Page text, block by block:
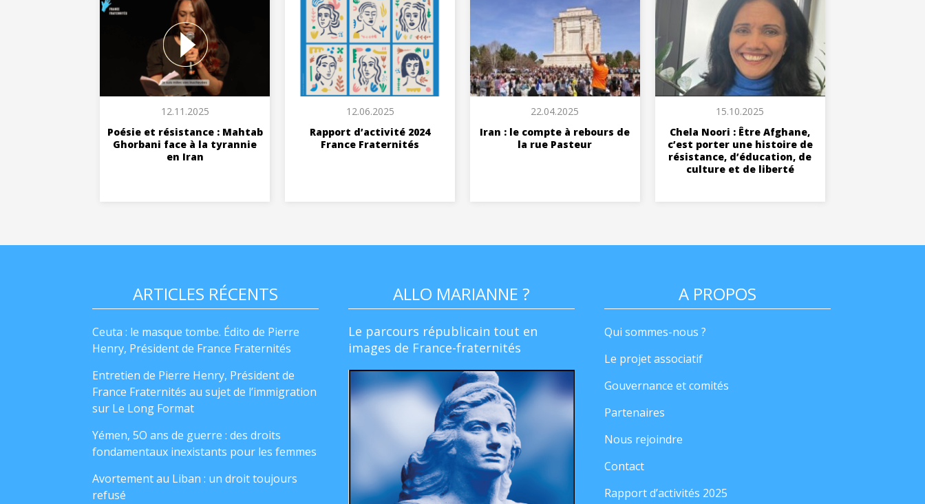
12.11.2025
Poésie et résistance : Mahtab
Ghorbani face à la tyrannie
en Iran
12.06.2025
Rapport d’activité 2024
France Fraternités
22.04.2025
Iran : le compte à rebours de
la rue Pasteur
15.10.2025
Chela Noori : Être Afghane,
c’est porter une histoire de
résistance, d’éducation, de
culture et de liberté
ARTICLES RÉCENTS
Ceuta : le masque tombe. Édito de Pierre
Henry, Président de France Fraternités
Entretien de Pierre Henry, Président de
France Fraternités au sujet de l’immigration
sur Le Long Format
Yémen, 5O ans de guerre : des droits
fondamentaux inexistants pour les femmes
Avortement au Liban : un droit toujours
refusé
ALLO MARIANNE ?
Le parcours républicain tout en
images de France-fraternités
A PROPOS
Qui sommes-nous ?
Le projet associatif
Gouvernance et comités
Partenaires
Nous rejoindre
Contact
Rapport d’activités 2025